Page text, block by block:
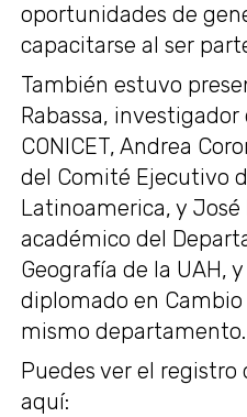
oportunidades de
capacitarse al ser
También estuvo
Rabassa, investigador
CONICET, Andrea
del Comité Ejecutivo
Latinoamerica, y José
académico del
Geografía de la UAH,
diplomado en
mismo departamento.
Puedes ver el registro
aquí: